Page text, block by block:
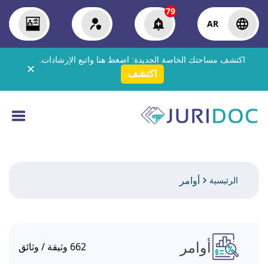
AR
79
اكتشف مساحتك الخاصة الجديدة: اضغط هنا واتبع الإرشادات.
اكتشف ✕
الرئيسية أوامر
أوامر 662 وثيقة / وثائق